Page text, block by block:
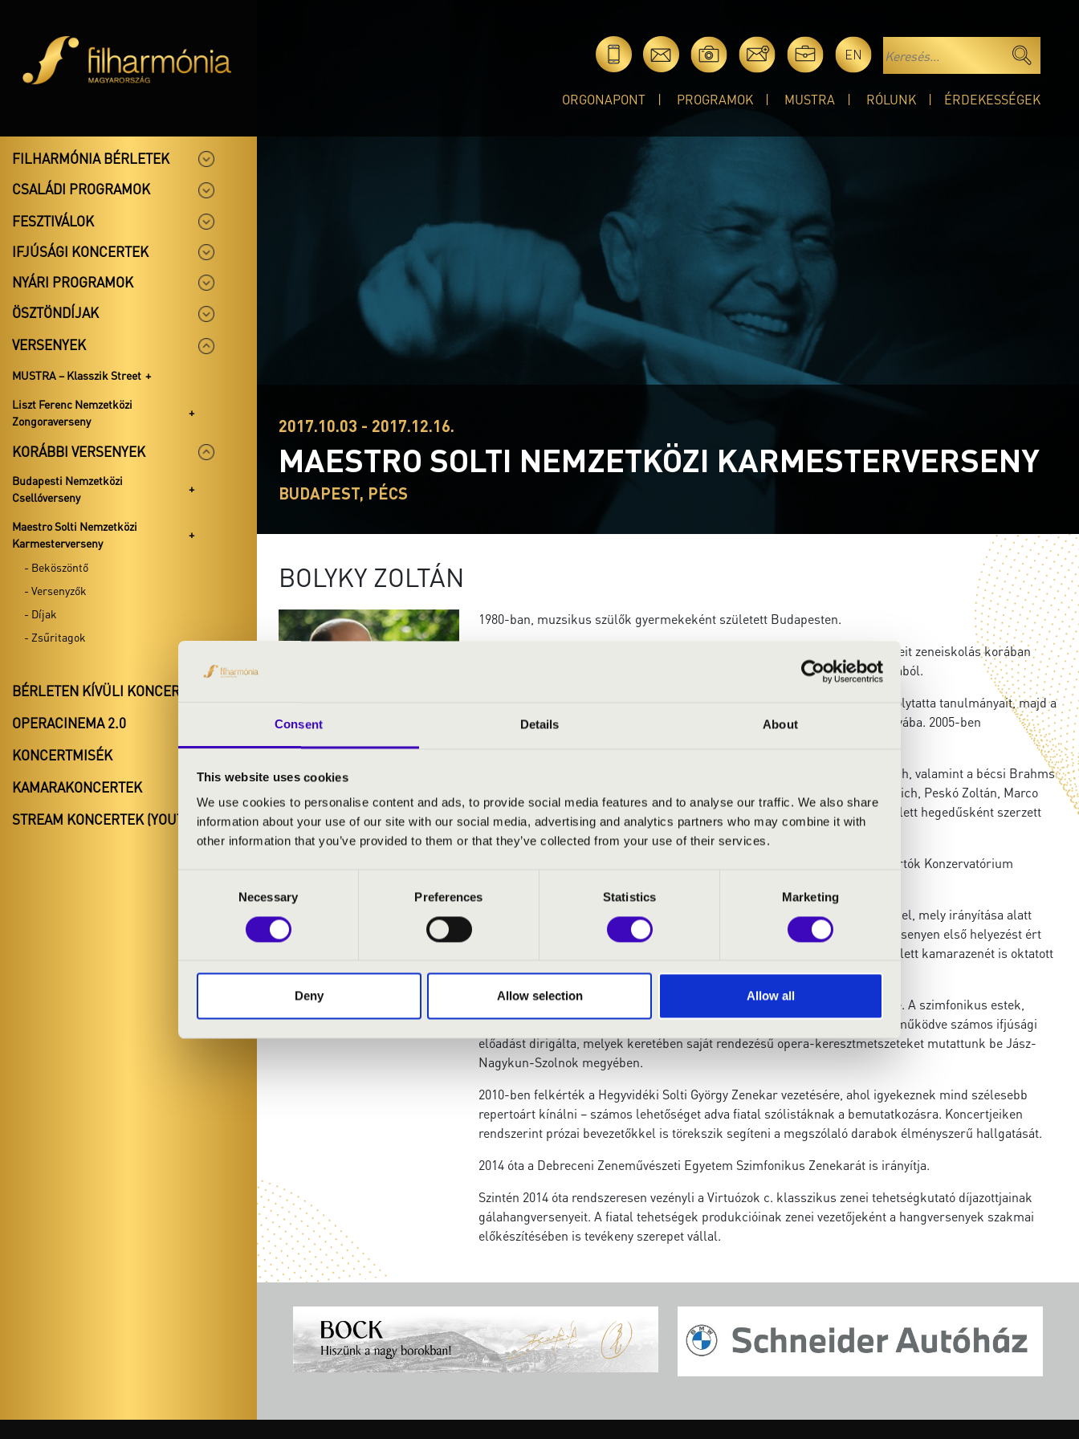
Consent Details About
This website uses cookies
We use cookies to personalise content and ads, to provide social media features and to analyse our traffic. We also share
information about your use of our site with our social media, advertising and analytics partners who may combine it with
other information that you’ve provided to them or that they’ve collected from your use of their services.
Necessary Preferences Statistics Marketing
Deny Allow selection Allow all
EN
ORGONAPONT PROGRAMOK MUSTRA RÓLUNK ÉRDEKESSÉGEK
FILHARMÓNIA BÉRLETEK
CSALÁDI PROGRAMOK
FESZTIVÁLOK
IFJÚSÁGI KONCERTEK
NYÁRI PROGRAMOK
ÖSZTÖNDÍJAK
VERSENYEK
MUSTRA – Klasszik Street
Liszt Ferenc Nemzetközi
Zongoraverseny
KORÁBBI VERSENYEK
Budapesti Nemzetközi
Csellóverseny
Maestro Solti Nemzetközi
Karmesterverseny
- Beköszöntő
- Versenyzők
- Díjak
- Zsűritagok
BÉRLETEN KÍVÜLI KONCERTEK
OPERACINEMA 2.0
KONCERTMISÉK
KAMARAKONCERTEK
STREAM KONCERTEK (YOUTUBE)
2017.10.03 - 2017.12.16.
MAESTRO SOLTI NEMZETKÖZI KARMESTERVERSENY
BUDAPEST, PÉCS
BOLYKY ZOLTÁN
1980-ban, muzsikus szülők gyermekeként született Budapesten.
Ötévesen kezdett hegedülni, nyolcévesen zongorázni. Első zenekari élményeit zeneiskolás korában
szerezi, melyek döntő impulzusokat jelentettek a pályaválasztás szempontjából.
A Bartók Konzervatórium elvégzése után a Zeneakadémia hegedű szakán folytatta tanulmányait, majd a
karmesterképző szakra is felvételt nyert Gál Tamás és Ligeti András osztályába. 2005-ben
Hegedűsként Ágoston András, Zsigmondy Dénes, Nelly Söreghy-Wunderlich, valamint a bécsi Brahms
Trió kurzusain vett részt. Karmesterként Salvador Mas Conde, Michael Dittrich, Peskó Zoltán, Marco
Zambelli és Carlo Caputo mesterkurzusain gyarapította tudását; mindemellett hegedűsként szerzett
zenekari tapasztalatai is segítették karmesteri tanulmányait.
Egyetemi évei alatt a Musica Sonora Kamarazenekart irányította, majd a Bartók Konzervatórium
2007-től az intézmény Szimfonikus Zenekarának karmesteri feladatait látta el, mely irányítása alatt
2009-ben a Ferencsik János emlékére megrendezett Országos Zenekari Versenyen első helyezést ért
el, valamint megkapta a legjobb karmesternek járó különdíjat is. Mindemellett kamarazenét is oktatott
a konzervatóriumban.
2009-től három éven át a Szolnoki Szimfonikus Zenekar állandó karmestere. A szimfonikus estek,
oratorikus előadások mellett a Kelet-magyarországi Filharmóniával együttműködve számos ifjúsági
előadást dirigálta, melyek keretében saját rendezésű opera-keresztmetszeteket mutattunk be Jász-
Nagykun-Szolnok megyében.
2010-ben felkérték a Hegyvidéki Solti György Zenekar vezetésére, ahol igyekeznek mind szélesebb
repertoárt kínálni – számos lehetőséget adva fiatal szólistáknak a bemutatkozásra. Koncertjeiken
rendszerint prózai bevezetőkkel is törekszik segíteni a megszólaló darabok élményszerű hallgatását.
2014 óta a Debreceni Zeneművészeti Egyetem Szimfonikus Zenekarát is irányítja.
Szintén 2014 óta rendszeresen vezényli a Virtuózok c. klasszikus zenei tehetségkutató díjazottjainak
gálahangversenyeit. A fiatal tehetségek produkcióinak zenei vezetőjeként a hangversenyek szakmai
előkészítésében is tevékeny szerepet vállal.